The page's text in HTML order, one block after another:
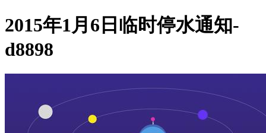
2015年1月6日临时停水通知-
d8898